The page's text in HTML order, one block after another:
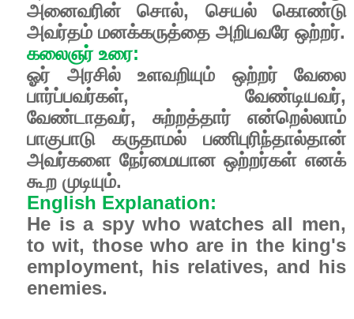
அனைவரின்
சொல், செயல்
கொண்டு
அவர்தம் மனக்கருத்தை அறிபவரே ஒற்றர்.
கலைஞர் உரை:
ஓர்
அரசில் உளவறியும் ஒற்றர்
வேலை
பார்ப்பவர்கள், வேண்டியவர்,
வேண்டாதவர், சுற்றத்தார்
என்றெல்லாம்
பாகுபாடு
கருதாமல்
பணிபுரிந்தால்தான்
அவர்களை நேர்மையான ஒற்றர்கள் எனக்
கூற முடியும்.
English Explanation:
He is a spy who watches all men,
to wit, those who are in the king's
employment, his relatives, and his
enemies.